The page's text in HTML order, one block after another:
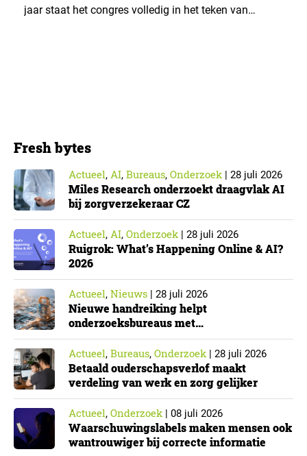
jaar staat het congres volledig in het teken van
Fresh bytes
Actueel, AI, Bureaus, Onderzoek| 28 juli 2026
Miles Research onderzoekt draagvlak AI
bij zorgverzekeraar CZ
Actueel, AI, Onderzoek| 28 juli 2026
Ruigrok: What’s Happening Online & AI?
2026
Actueel, Nieuws | 28 juli 2026
Nieuwe handreiking helpt
onderzoeksbureaus met
Cyberbeveiligingswet
Actueel, Bureaus, Onderzoek| 28 juli 2026
Betaald ouderschapsverlof maakt
verdeling van werk en zorg gelijker
Actueel, Onderzoek| 08 juli 2026
Waarschuwingslabels maken mensen ook
wantrouwiger bij correcte informatie